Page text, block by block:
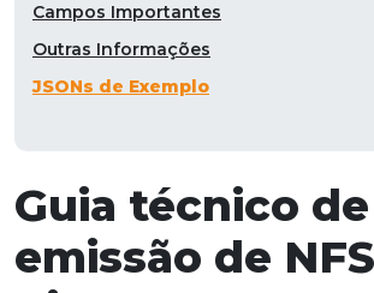
Guia técnico de
emissão de
Campos Importantes
Outras Informações
JSONs de Exemplo